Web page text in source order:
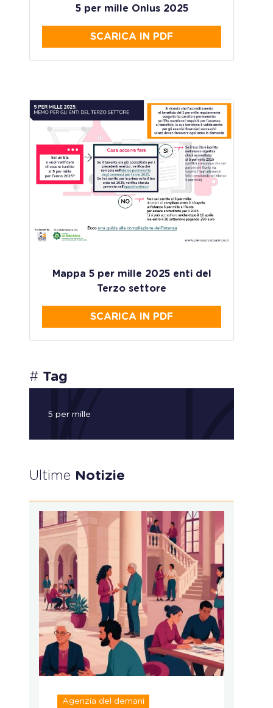
5 per mille Onlus 2025
SCARICA IN PDF
Mappa 5 per mille 2025 enti del
Terzo settore
SCARICA IN PDF
# Tag
5 per mille
Ultime Notizie
Agenzia del demani